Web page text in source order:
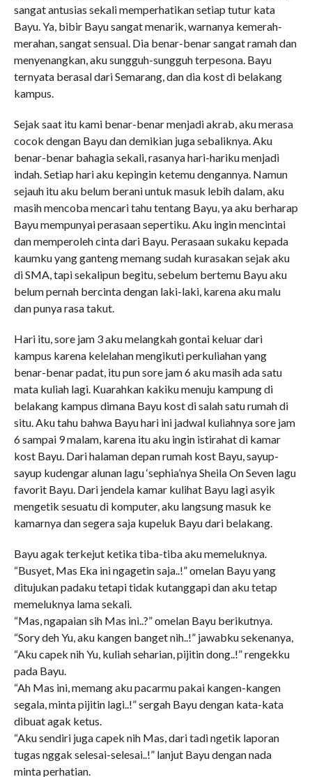
sangat antusias sekali memperhatikan setiap tutur kata
Bayu. Ya, bibir Bayu sangat menarik, warnanya kemerah-
merahan, sangat sensual. Dia benar-benar sangat ramah dan
menyenangkan, aku sungguh-sungguh terpesona. Bayu
ternyata berasal dari Semarang, dan dia kost di belakang
kampus.
Sejak saat itu kami benar-benar menjadi akrab, aku merasa
cocok dengan Bayu dan demikian juga sebaliknya. Aku
benar-benar bahagia sekali, rasanya hari-hariku menjadi
indah. Setiap hari aku kepingin ketemu dengannya. Namun
sejauh itu aku belum berani untuk masuk lebih dalam, aku
masih mencoba mencari tahu tentang Bayu, ya aku berharap
Bayu mempunyai perasaan sepertiku. Aku ingin mencintai
dan memperoleh cinta dari Bayu. Perasaan sukaku kepada
kaumku yang ganteng memang sudah kurasakan sejak aku
di SMA, tapi sekalipun begitu, sebelum bertemu Bayu aku
belum pernah bercinta dengan laki-laki, karena aku malu
dan punya rasa takut.
Hari itu, sore jam 3 aku melangkah gontai keluar dari
kampus karena kelelahan mengikuti perkuliahan yang
benar-benar padat, itu pun sore jam 6 aku masih ada satu
mata kuliah lagi. Kuarahkan kakiku menuju kampung di
belakang kampus dimana Bayu kost di salah satu rumah di
situ. Aku tahu bahwa Bayu hari ini jadwal kuliahnya sore jam
6 sampai 9 malam, karena itu aku ingin istirahat di kamar
kost Bayu. Dari halaman depan rumah kost Bayu, sayup-
sayup kudengar alunan lagu ‘sephia’nya Sheila On Seven lagu
favorit Bayu. Dari jendela kamar kulihat Bayu lagi asyik
mengetik sesuatu di komputer, aku langsung masuk ke
kamarnya dan segera saja kupeluk Bayu dari belakang.
Bayu agak terkejut ketika tiba-tiba aku memeluknya.
“Busyet, Mas Eka ini ngagetin saja..!” omelan Bayu yang
ditujukan padaku tetapi tidak kutanggapi dan aku tetap
memeluknya lama sekali.
“Mas, ngapaian sih Mas ini..?” omelan Bayu berikutnya.
“Sory deh Yu, aku kangen banget nih..!” jawabku sekenanya,
“Aku capek nih Yu, kuliah seharian, pijitin dong..!” rengekku
pada Bayu.
“Ah Mas ini, memang aku pacarmu pakai kangen-kangen
segala, minta pijitin lagi..!” sergah Bayu dengan kata-kata
dibuat agak ketus.
“Aku sendiri juga capek nih Mas, dari tadi ngetik laporan
tugas nggak selesai-selesai..!” lanjut Bayu dengan nada
minta perhatian.